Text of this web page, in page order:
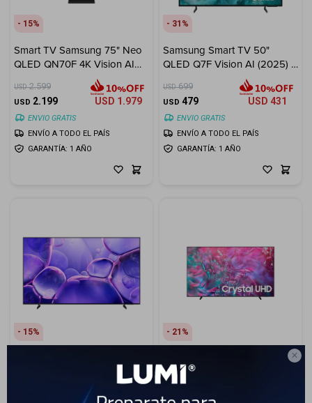

15
Smart TV Samsung 75" Neo
QLED QN70F 4K Vision AI
USD 2.599
USD 2.199 USD 1.979
ENVIO GRATIS
GARANTÍA: 1 AÑO
ENVÍO A TODO EL PAÍS
31
Samsung Smart TV 50"
QLED Q7F Vision AI (2025) +
Soporte de Pared LUMI
32"-100" ¡De Regalo!
USD 699
USD 479 USD 431
ENVIO GRATIS
GARANTÍA: 1 AÑO
ENVÍO A TODO EL PAÍS
15 21
4K DU9000
USD
Cuenta
F&Q